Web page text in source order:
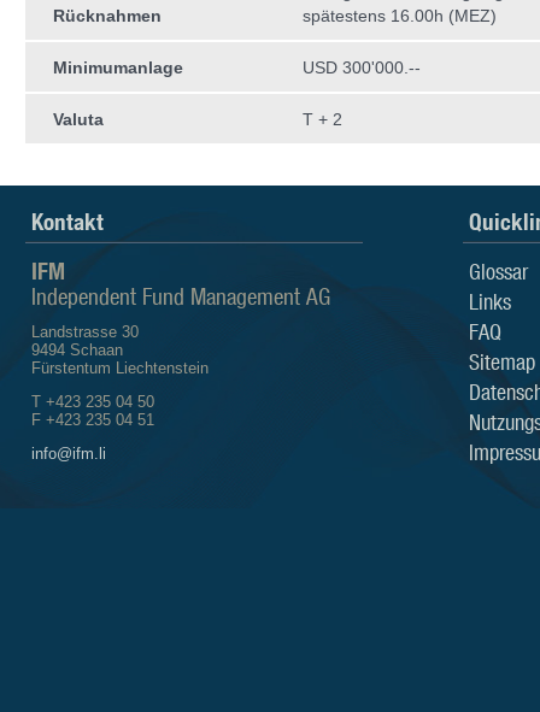
Rücknahmen
spätestens 16.00h (MEZ)
Minimumanlage USD 300'000.--
Valuta T + 2
Kontakt
IFM
Independent Fund Management AG
Landstrasse 30
9494 Schaan
Fürstentum Liechtenstein
T +423 235 04 50
F +423 235 04 51
info@ifm.li
Glossar
Links
FAQ
Sitemap